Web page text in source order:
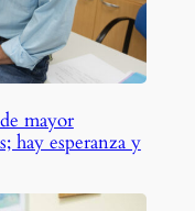
mayor
hay esperanza y